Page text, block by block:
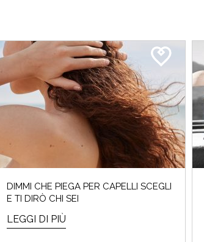
DIMMI CHE PIEGA PER CAPELLI SCEGLI
E TI DIRÒ CHI SEI
LEGGI DI PIÙ